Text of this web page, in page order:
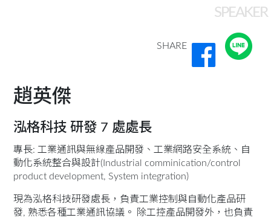
SPEAKER
SHARE
趙英傑
泓格科技 研發 7 處處長
專長: 工業通訊與無線產品開發、工業網路安全系統、自
動化系統整合與設計(Industrial comminication/control
product development, System integration)
現為泓格科技研發處長，負責工業控制與自動化產品研
發, 熟悉各種工業通訊協議。 除工控產品開發外，也負責